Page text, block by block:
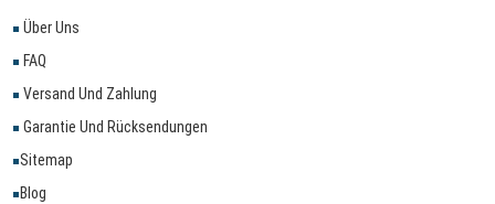
Über Uns
FAQ
Versand Und Zahlung
Garantie Und Rücksendungen
Sitemap
Blog